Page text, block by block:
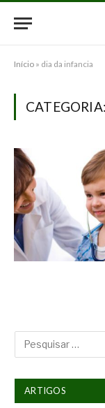
Início » dia da infancia
CATEGORIA:
ARTIGOS